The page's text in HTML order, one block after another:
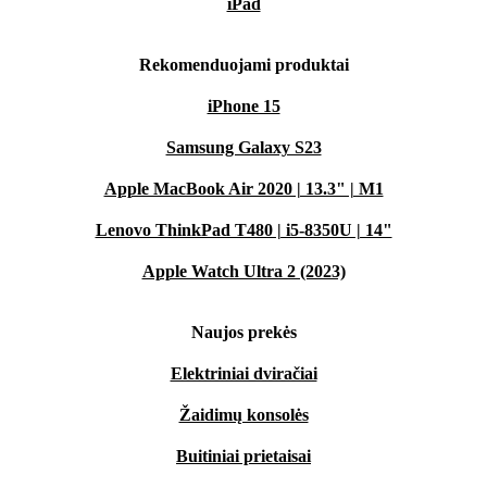
iPad
Rekomenduojami produktai
iPhone 15
Samsung Galaxy S23
Apple MacBook Air 2020 | 13.3" | M1
Lenovo ThinkPad T480 | i5-8350U | 14"
Apple Watch Ultra 2 (2023)
Naujos prekės
Elektriniai dviračiai
Žaidimų konsolės
Buitiniai prietaisai